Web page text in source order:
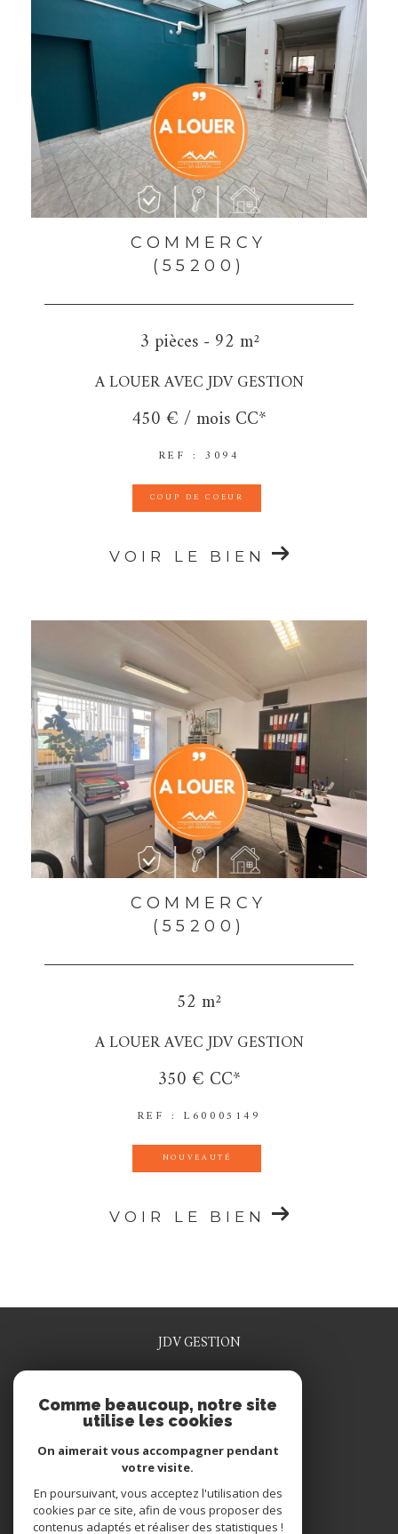
COMMERCY
(55200)
3 pièces - 92 m²
A LOUER AVEC JDV GESTION
450 € / mois CC*
REF : 3094
COUP DE COEUR
VOIR LE BIEN
COMMERCY
(55200)
52 m²
A LOUER AVEC JDV GESTION
350 € CC*
REF : L60005149
NOUVEAUTÉ
VOIR LE BIEN
JDV GESTION
jdv.gestion@wanadoo.fr
1 rue rené grosdidier
NOUS SUIVRE SUR
Comme beaucoup, notre site
utilise les cookies
On aimerait vous accompagner pendant
votre visite.
En poursuivant, vous acceptez l'utilisation des
cookies par ce site, afin de vous proposer des
contenus adaptés et réaliser des statistiques !